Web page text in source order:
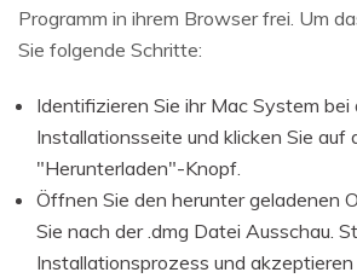
Programm in ihrem Browser frei. Um
Sie folgende Schritte:
Identifizieren Sie ihr Mac System bei
Installationsseite und klicken Sie auf
"Herunterladen"-Knopf.
Öffnen Sie den herunter geladenen
Sie nach der .dmg Datei Ausschau.
Installationsprozess und akzeptieren